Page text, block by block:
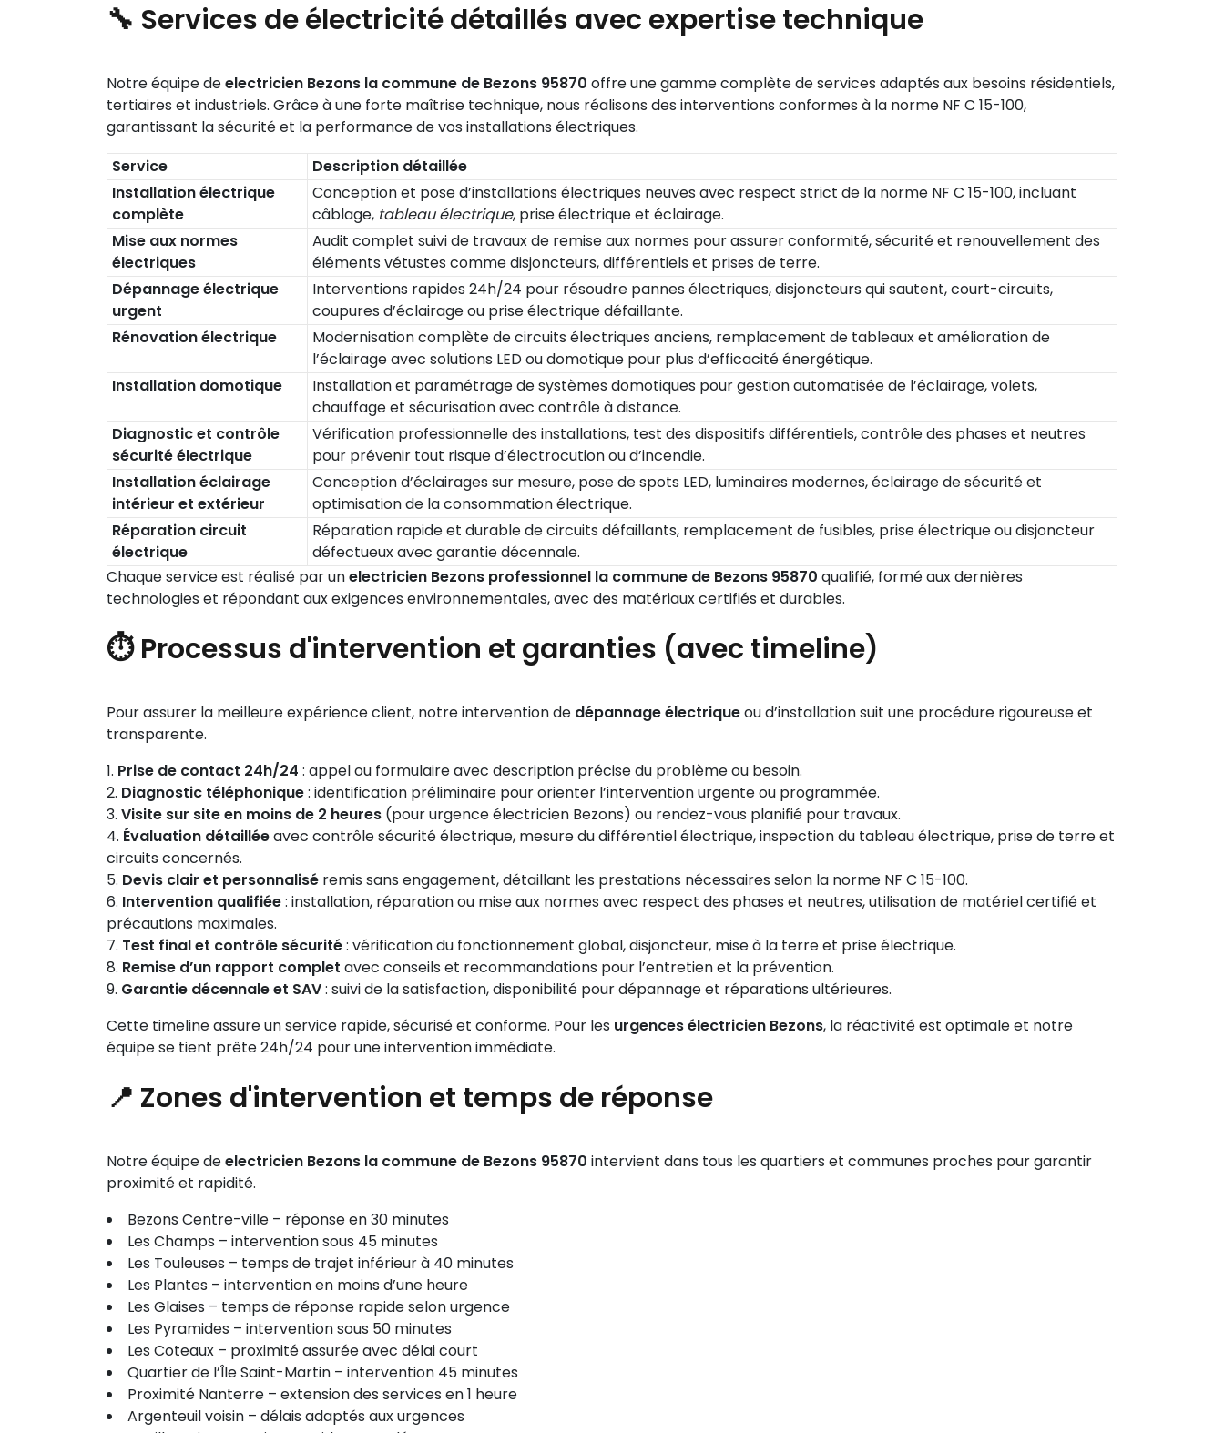
🔧 Services de électricité détaillés avec expertise technique
Notre équipe deelectricien Bezons la commune de Bezons 95870 offre une gamme complète de services adaptés aux besoins résidentiels,
tertiaires et industriels. Grâce à une forte maîtrise technique, nous réalisons des interventions conformes à la norme NF C 15-100,
garantissant la sécurité et la performance de vos installations électriques.
Service
Description détaillée
Installation électrique
complète
Conception et pose d’installations électriques neuves avec respect strict de la norme NF C 15-100, incluant
câblage, tableau électrique, prise électrique et éclairage.
Mise aux normes
électriques
Audit complet suivi de travaux de remise aux normes pour assurer conformité, sécurité et renouvellement des
éléments vétustes comme disjoncteurs, différentiels et prises de terre.
Dépannage électrique
urgent
Interventions rapides 24h/24 pour résoudre pannes électriques, disjoncteurs qui sautent, court-circuits,
coupures d’éclairage ou prise électrique défaillante.
Rénovation électrique
Modernisation complète de circuits électriques anciens, remplacement de tableaux et amélioration de
l’éclairage avec solutions LED ou domotique pour plus d’efficacité énergétique.
Installation domotique
Installation et paramétrage de systèmes domotiques pour gestion automatisée de l’éclairage, volets,
chauffage et sécurisation avec contrôle à distance.
Diagnostic et contrôle
sécurité électrique
Vérification professionnelle des installations, test des dispositifs différentiels, contrôle des phases et neutres
pour prévenir tout risque d’électrocution ou d’incendie.
Installation éclairage
intérieur et extérieur
Conception d’éclairages sur mesure, pose de spots LED, luminaires modernes, éclairage de sécurité et
optimisation de la consommation électrique.
Réparation circuit
électrique
Réparation rapide et durable de circuits défaillants, remplacement de fusibles, prise électrique ou disjoncteur
défectueux avec garantie décennale.
Chaque service est réalisé par unelectricien Bezons professionnel la commune de Bezons 95870 qualifié, formé aux dernières
technologies et répondant aux exigences environnementales, avec des matériaux certifiés et durables.
⏱️ Processus d'intervention et garanties (avec timeline)
Pour assurer la meilleure expérience client, notre intervention de dépannage électriqueou d’installation suit une procédure rigoureuse et
transparente.
Prise de contact 24h/24 : appel ou formulaire avec description précise du problème ou besoin.
Diagnostic téléphonique: identification préliminaire pour orienter l’intervention urgente ou programmée.
Visite sur site en moins de 2 heures (pour urgence électricien Bezons) ou rendez-vous planifié pour travaux.
Évaluation détailléeavec contrôle sécurité électrique, mesure du différentiel électrique, inspection du tableau électrique, prise de terre et
circuits concernés.
Devis clair et personnalisé remis sans engagement, détaillant les prestations nécessaires selon la norme NF C 15-100.
Intervention qualifiée: installation, réparation ou mise aux normes avec respect des phases et neutres, utilisation de matériel certifié et
précautions maximales.
Test final et contrôle sécurité: vérification du fonctionnement global, disjoncteur, mise à la terre et prise électrique.
Remise d’un rapport complet avec conseils et recommandations pour l’entretien et la prévention.
Garantie décennale et SAV: suivi de la satisfaction, disponibilité pour dépannage et réparations ultérieures.
Cette timeline assure un service rapide, sécurisé et conforme. Pour les urgences électricien Bezons, la réactivité est optimale et notre
équipe se tient prête 24h/24 pour une intervention immédiate.
📍 Zones d'intervention et temps de réponse
Notre équipe deelectricien Bezons la commune de Bezons 95870 intervient dans tous les quartiers et communes proches pour garantir
proximité et rapidité.
Bezons Centre-ville – réponse en 30 minutes
Les Champs – intervention sous 45 minutes
Les Touleuses – temps de trajet inférieur à 40 minutes
Les Plantes – intervention en moins d’une heure
Les Glaises – temps de réponse rapide selon urgence
Les Pyramides – intervention sous 50 minutes
Les Coteaux – proximité assurée avec délai court
Quartier de l’Île Saint-Martin – intervention 45 minutes
Proximité Nanterre – extension des services en 1 heure
Argenteuil voisin – délais adaptés aux urgences